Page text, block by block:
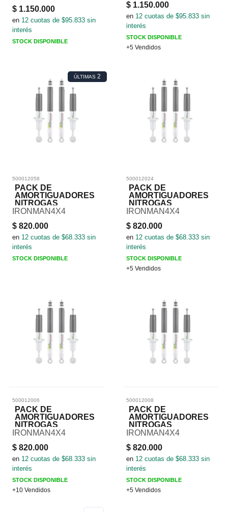
$ 1.150.000
en 12 cuotas de $95.833 sin
interés
STOCK DISPONIBLE
$ 1.150.000
en 12 cuotas de $95.833 sin
interés
STOCK DISPONIBLE
+5 Vendidos
ÚLTIMAS 2
500012058
PACK DE
AMORTIGUADORES
NITROGAS
IRONMAN4X4
$ 820.000
en 12 cuotas de $68.333 sin
interés
STOCK DISPONIBLE
500012024
PACK DE
AMORTIGUADORES
NITROGAS
IRONMAN4X4
$ 820.000
en 12 cuotas de $68.333 sin
interés
STOCK DISPONIBLE
+5 Vendidos
500012006
PACK DE
AMORTIGUADORES
NITROGAS
IRONMAN4X4
$ 820.000
en 12 cuotas de $68.333 sin
interés
STOCK DISPONIBLE
+10 Vendidos
500012008
PACK DE
AMORTIGUADORES
NITROGAS
IRONMAN4X4
$ 820.000
en 12 cuotas de $68.333 sin
interés
STOCK DISPONIBLE
+5 Vendidos